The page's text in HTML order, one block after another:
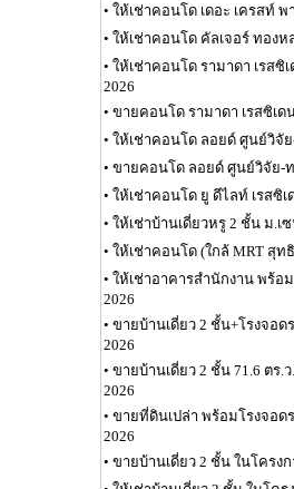
• ให้เช่าคอนโด เดอะ เครสท์ พ
• ให้เช่าคอนโด คัลเจอร์ ทองห
• ให้เช่าคอนโด รามาดา เรสซิเ
2026
• ขายคอนโด รามาดา เรสซิเดน
• ให้เช่าคอนโด ลอยด์ ศูนย์วิจัย
• ขายคอนโด ลอยด์ ศูนย์วิจัย-ท
• ให้เช่าคอนโด ยู ดีไลท์ เรสซิ
• ให้เช่าบ้านเดี่ยวหรู 2 ชั้น ม.เซ
• ให้เช่าคอนโด (ใกล้ MRT สุท
• ให้เช่าอาคารสำนักงาน พร้อ
2026
• ขายบ้านเดี่ยว 2 ชั้น+โรงจอ
2026
• ขายบ้านเดี่ยว 2 ชั้น 71.6 ตร
2026
• ขายที่ดินเปล่า พร้อมโรงจอด
2026
• ขายบ้านเดี่ยว 2 ชั้น ในโครงก